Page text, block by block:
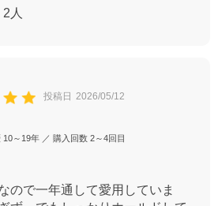
2 人
投稿日 2026/05/12
10～19年 ／ 購入回数 2～4回目
ので一年通して愛用していま